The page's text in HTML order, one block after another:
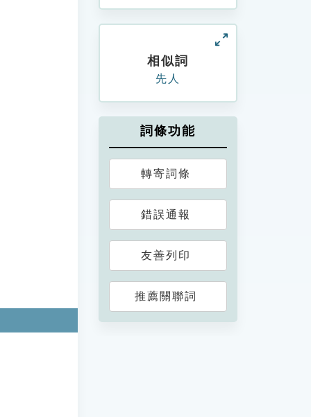
相似詞
先人
詞條功能
轉寄詞條
錯誤通報
友善列印
推薦關聯詞